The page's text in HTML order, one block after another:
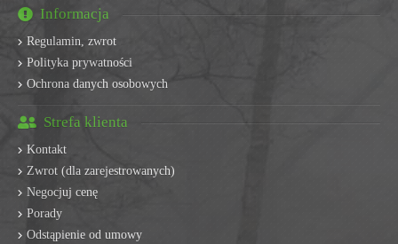
Informacja
Regulamin, zwrot
Polityka prywatności
Ochrona danych osobowych
Strefa klienta
Kontakt
Zwrot (dla zarejestrowanych)
Negocjuj cenę
Porady
Odstąpienie od umowy